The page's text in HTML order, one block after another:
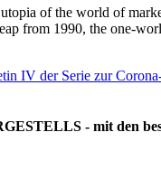
of the world of
from 1990, the one-
IV der Serie zur
- mit den